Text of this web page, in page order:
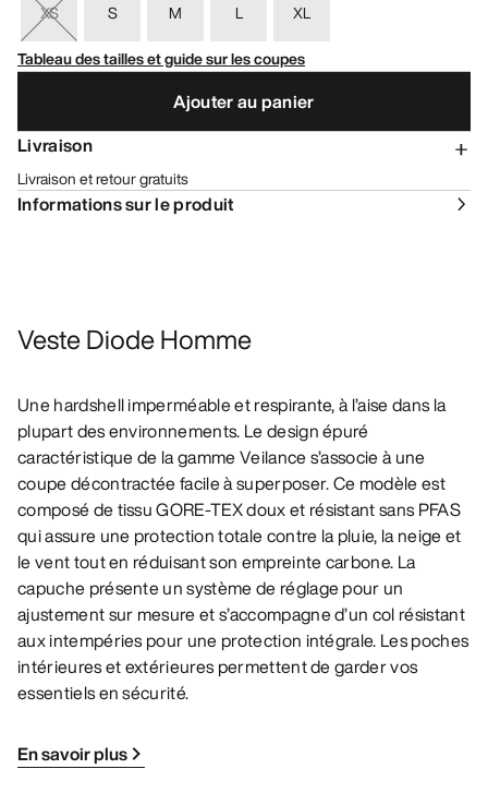
XS S M L
XL
Tableau des tailles et guide sur les coupes
Ajouter au panier
Livraison
Livraison et retour gratuits
Informations sur le produit
Veste Diode Homme
Une hardshell imperméable et respirante, à l’aise dans la
plupart des environnements. Le design épuré
caractéristique de la gamme Veilance s’associe à une
coupe décontractée facile à superposer. Ce modèle est
composé de tissu GORE-TEX doux et résistant sans PFAS
qui assure une protection totale contre la pluie, la neige et
le vent tout en réduisant son empreinte carbone. La
capuche présente un système de réglage pour un
ajustement sur mesure et s’accompagne d’un col résistant
aux intempéries pour une protection intégrale. Les poches
intérieures et extérieures permettent de garder vos
essentiels en sécurité.
En savoir plus